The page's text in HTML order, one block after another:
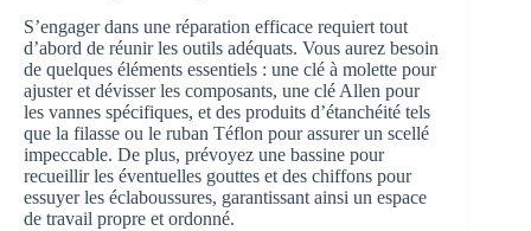
S’engager dans une réparation efficace requiert tout
d’abord de réunir les outils adéquats. Vous aurez besoin
de quelques éléments essentiels : une clé à molette pour
ajuster et dévisser les composants, une clé Allen pour
les vannes spécifiques, et des produits d’étanchéité tels
que la filasse ou le ruban Téflon pour assurer un scellé
impeccable. De plus, prévoyez une bassine pour
recueillir les éventuelles gouttes et des chiffons pour
essuyer les éclaboussures, garantissant ainsi un espace
de travail propre et ordonné.